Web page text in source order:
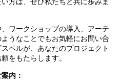
方は、ぜひ私たちと共に歩みま
ワークショップの導入、アーテ
うなことでもお気軽にお問い合
ペルが、あなたのプロジェクト
をもたらします。
内：